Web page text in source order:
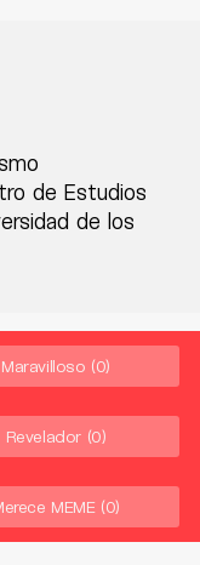
de Estudios
de los
Maravilloso (0)
Revelador (0)
MEME (0)